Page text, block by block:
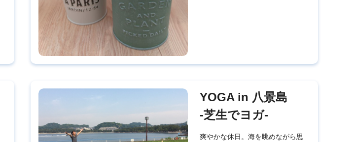
YOGA in 八景島
-芝生でヨガ-
爽やかな休日。海を眺めながら思